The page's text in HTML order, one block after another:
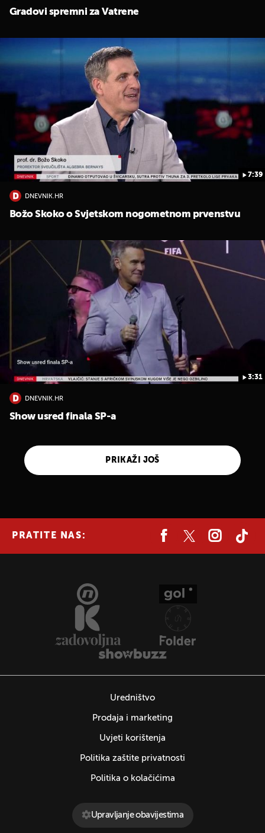
Gradovi spremni za Vatrene
7:39
DNEVNIK.HR
Božo Skoko o Svjetskom nogometnom prvenstvu
3:31
DNEVNIK.HR
Show usred finala SP-a
PRIKAŽI JOŠ
PRATITE NAS:
Uredništvo
Prodaja i marketing
Uvjeti korištenja
Politika zaštite privatnosti
Politika o kolačićima
Upravljanje obavijestima